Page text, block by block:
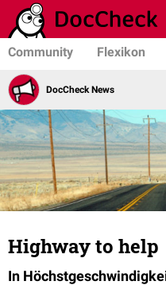
Community Flexikon
DocCheck News
Highway to help
In